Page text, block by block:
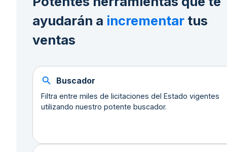
ayudarán a incrementar tus
ventas
Buscador
Filtra entre miles de licitaciones del Estado vigentes
utilizando nuestro potente buscador.